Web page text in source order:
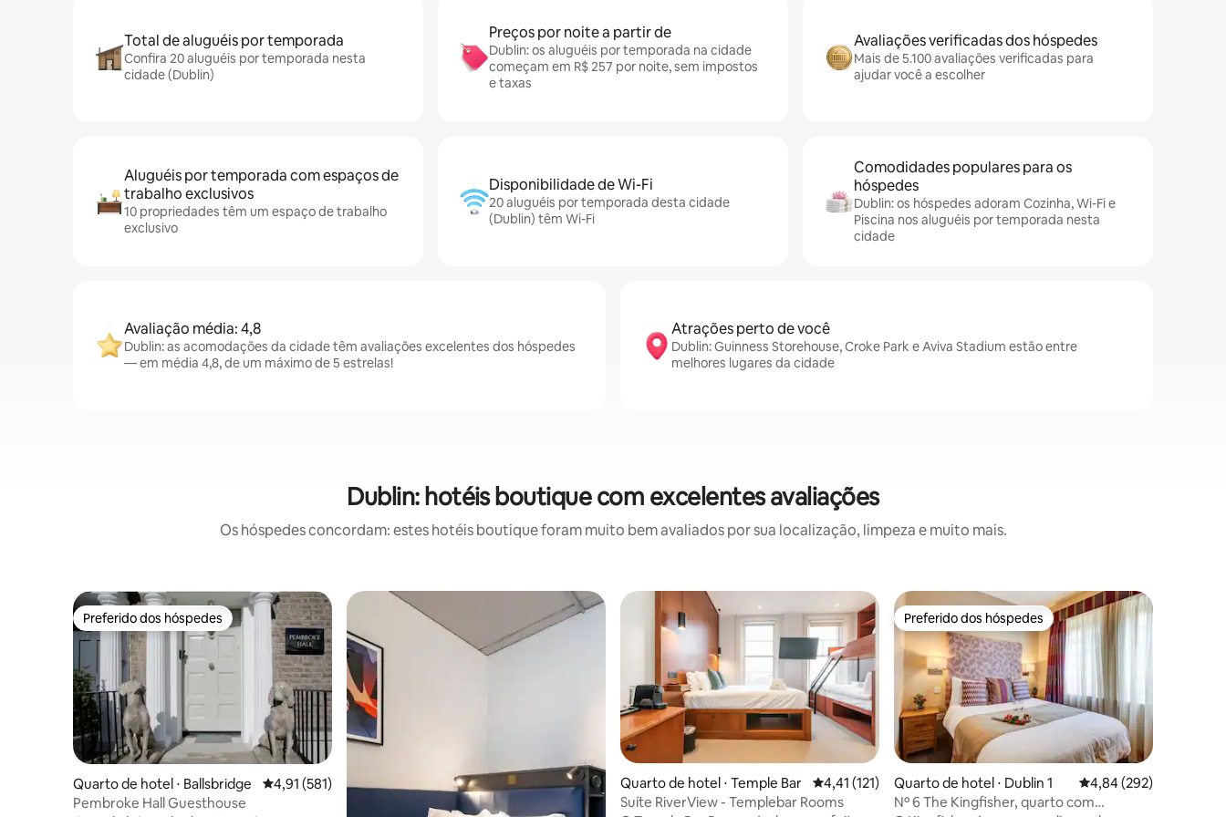
Total de aluguéis por temporada
Confira 20 aluguéis por temporada nesta
cidade (Dublin)
Preços por noite a partir de
Dublin: os aluguéis por temporada na cidade
começam em R$ 257 por noite, sem impostos
e taxas
Avaliações verificadas dos hóspedes
Mais de 5.100 avaliações verificadas para
ajudar você a escolher
Aluguéis por temporada com espaços de
trabalho exclusivos
10 propriedades têm um espaço de trabalho
exclusivo
Disponibilidade de Wi-Fi
20 aluguéis por temporada desta cidade
(Dublin) têm Wi-Fi
Comodidades populares para os
hóspedes
Dublin: os hóspedes adoram Cozinha, Wi-Fi e
Piscina nos aluguéis por temporada nesta
cidade
Avaliação média: 4,8
Dublin: as acomodações da cidade têm avaliações excelentes dos hóspedes
— em média 4,8, de um máximo de 5 estrelas!
Atrações perto de você
Dublin: Guinness Storehouse, Croke Park e Aviva Stadium estão entre
melhores lugares da cidade
Dublin: hotéis boutique com excelentes avaliações
Os hóspedes concordam: estes hotéis boutique foram muito bem avaliados por sua localização, limpeza e muito mais.
Preferido dos hóspedes
Preferido dos hóspedes
Quarto de hotel ⋅ Ballsbridge 4,91 de uma avaliação média de 5, 581 avaliações
4,91 (581)
Pembroke Hall Guesthouse
Quarto de hotel ⋅ Temple Bar 4,41 de uma avaliação média de 5, 121 avaliações
4,41 (121)
Suíte RiverView - Templebar Rooms
Preferido dos hóspedes
Preferido dos hóspedes
Quarto de hotel ⋅ Dublin 1 4,84 de uma avaliação
4,84 (292)
Nº 6 The Kingfisher, quarto com